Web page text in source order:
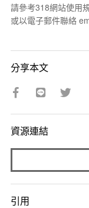
請參考318網站使用
或以電子郵件聯絡
分享本文
資源連結
引用